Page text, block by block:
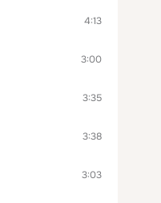
4:13
3:00
3:35
3:38
3:03